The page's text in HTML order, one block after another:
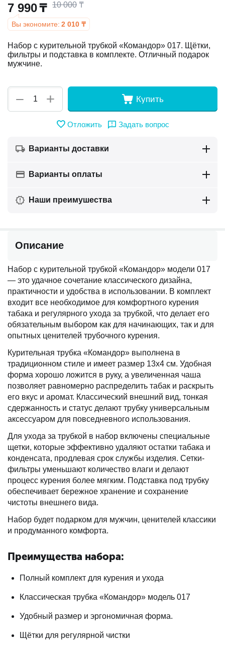
7 990₸ 10 000 ₸
Вы экономите: 2 010 ₸
Набор с курительной трубкой «Командор» 017. Щётки,
фильтры и подставка в комплекте. Отличный подарок
мужчине.
+
− Купить
Отложить Задать вопрос
Варианты доставки
Варианты оплаты
Наши преимушества
Описание
Набор с курительной трубкой «Командор» модели 017
— это удачное сочетание классического дизайна,
практичности и удобства в использовании. В комплект
входит все необходимое для комфортного курения
табака и регулярного ухода за трубкой, что делает его
обязательным выбором как для начинающих, так и для
опытных ценителей трубочного курения.
Курительная трубка «Командор» выполнена в
традиционном стиле и имеет размер 13х4 см. Удобная
форма хорошо ложится в руку, а увеличенная чаша
позволяет равномерно распределить табак и раскрыть
его вкус и аромат. Классический внешний вид, тонкая
сдержанность и статус делают трубку универсальным
аксессуаром для повседневного использования.
Для ухода за трубкой в набор включены специальные
щетки, которые эффективно удаляют остатки табака и
конденсата, продлевая срок службы изделия. Сетки-
фильтры уменьшают количество влаги и делают
процесс курения более мягким. Подставка под трубку
обеспечивает бережное хранение и сохранение
чистоты внешнего вида.
Набор будет подарком для мужчин, ценителей классики
и продуманного комфорта.
Преимущества набора:
Полный комплект для курения и ухода
Классическая трубка «Командор» модель 017
Удобный размер и эргономичная форма.
Щётки для регулярной чистки